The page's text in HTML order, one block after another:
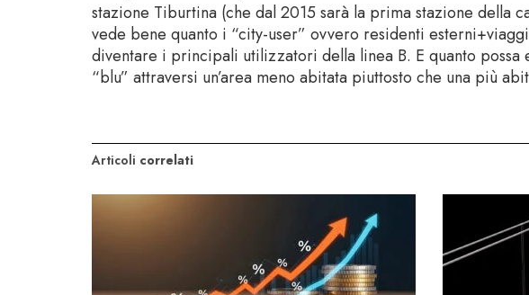
stazione Tiburtina (che dal 2015 sarà la prima stazione della
vede bene quanto i “city-user” ovvero residenti
diventare i principali utilizzatori della linea B. E quanto possa
“blu” attraversi un’area meno abitata piuttosto che una più
Articoli correlati